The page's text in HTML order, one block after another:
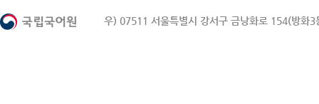
우) 07511 서울특별시 강서구 금낭화로 154(방화3